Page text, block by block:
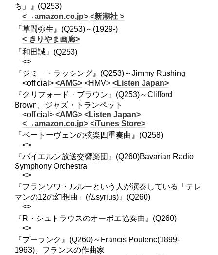
ち」』(Q253)
<→amazon.co.jp> <新潮社 >
『草間弥生』(Q253)～(1929-)
< きりやま画廊>
『和田誠』(Q253)
<>
『ジミー・ラッシング』(Q253)～Jimmy Rushing
<official> <AMG> <HMV> <Listen Japan>
『クリフォード・ブラウン』(Q253)～Clifford
Brown、ジャズ・トランペット
<official> <AMG> <Listen Japan>
<→amazon.co.jp> <iTunes Store>
『ベートーヴェンの弦楽四重奏曲』(Q258)
<>
『バイエルン放送交響楽団』(Q260)Bavarian Radio
Symphony Orchestra
<>
『フランソワ・ルルーという人が演奏している「テレ
マンの12の幻想曲」(仏syrius)』(Q260)
<>
『R・シュトラウスのオーボエ協奏曲』(Q260)
<>
『プーランク』(Q260)～Francis Poulenc(1899-
1963)、フランスの作曲家